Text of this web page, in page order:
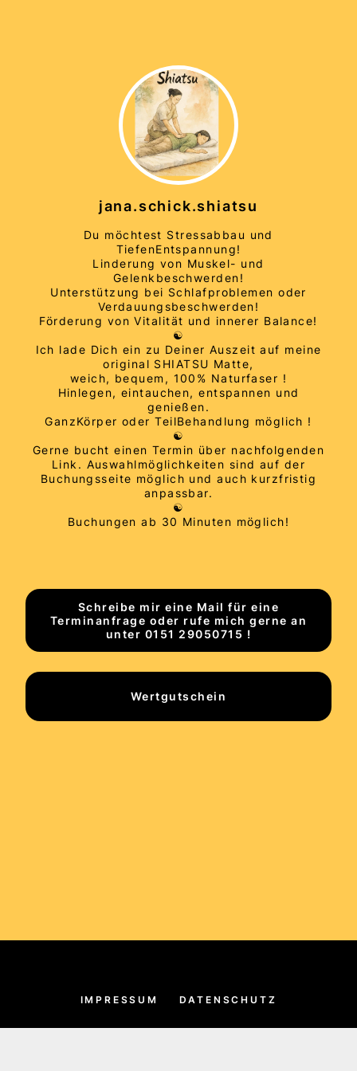
jana.schick.shiatsu
Du möchtest Stressabbau und
TiefenEntspannung!
Linderung von Muskel- und
Gelenkbeschwerden!
Unterstützung bei Schlafproblemen oder
Verdauungsbeschwerden!
Förderung von Vitalität und innerer Balance!
☯️
Ich lade Dich ein zu Deiner Auszeit auf meine
original SHIATSU Matte,
weich, bequem, 100% Naturfaser !
Hinlegen, eintauchen, entspannen und
genießen.
GanzKörper oder TeilBehandlung möglich !
☯️
Gerne bucht einen Termin über nachfolgenden
Link. Auswahlmöglichkeiten sind auf der
Buchungsseite möglich und auch kurzfristig
anpassbar.
☯️
Buchungen ab 30 Minuten möglich!
Schreibe mir eine Mail für eine
Terminanfrage oder rufe mich gerne an
unter 0151 29050715 !
Wertgutschein
IMPRESSUM DATENSCHUTZ